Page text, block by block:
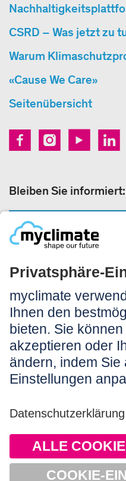
CSRD – Was jetzt zu
Warum
«Cause We Care»
Seitenübersicht
Bleiben Sie informiert:
Rechtliches:
Impressum
Nutzungshinweis
AGB
Datenschutz
Barrierefreiheit